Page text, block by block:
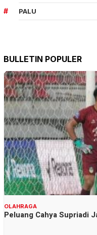
PALU
BULLETIN POPULER
OLAHRAGA
Peluang Cahya Supriadi